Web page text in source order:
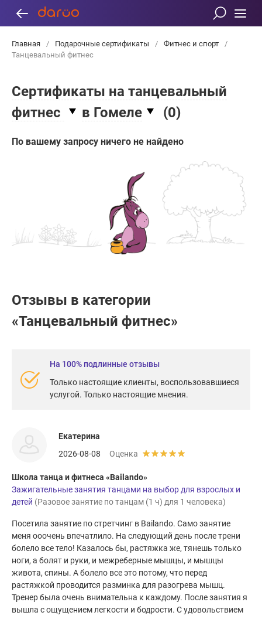
Главная / Подарочные сертификаты / Фитнес и спорт
/
Танцевальный фитнес
Сертификаты на танцевальный
фитнес
в Гомеле (0)
По вашему запросу ничего не найдено
Отзывы в категории
«Танцевальный фитнес»
На 100% подлинные отзывы
Только настоящие клиенты, воспользовавшиеся
услугой. Только настоящие мнения.
Екатерина
2026-08-08
Оценка
Школа танца и фитнеса «Bailando»
Зажигательные занятия танцами на выбор для взрослых и
детей (Разовое занятие по танцам (1 ч) для 1 человека)
Посетила занятие по стретчинг в Bailando. Само занятие
меня ооочень впечатлило. На следующий день после трени
болело все тело! Казалось бы, растяжка же, тянешь только
ноги, а болят и руки, и межреберные мышцы, и мышцы
живота, спины. А болело все это потому, что перед
растяжкой проводится разминка для разогрева мышц.
Тренер была очень внимательна к каждому. После занятия я
вышла с ощущением легкости и бодрости. С удовольствием